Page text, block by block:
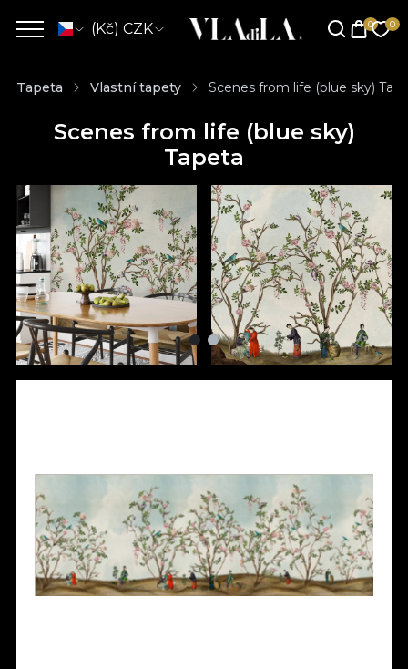
(Kč) CZK
Tapeta Vlastní tapety Scenes from life (blue sky)
Scenes from life (blue sky)
Tapeta